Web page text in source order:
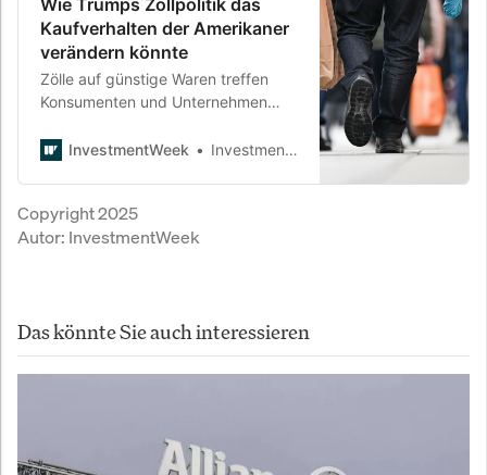
Wie Trumps Zollpolitik das
Kaufverhalten der Amerikaner
verändern könnte
Zölle auf günstige Waren treffen
Konsumenten und Unternehmen
InvestmentWeek
InvestmentWeek
Copyright 2025
Autor: InvestmentWeek
Das könnte Sie auch interessieren